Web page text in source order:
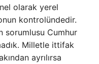
olarak yerel
kontrolündedir.
sorumlusu Cumhur
Milletle ittifak
ayrılırsa